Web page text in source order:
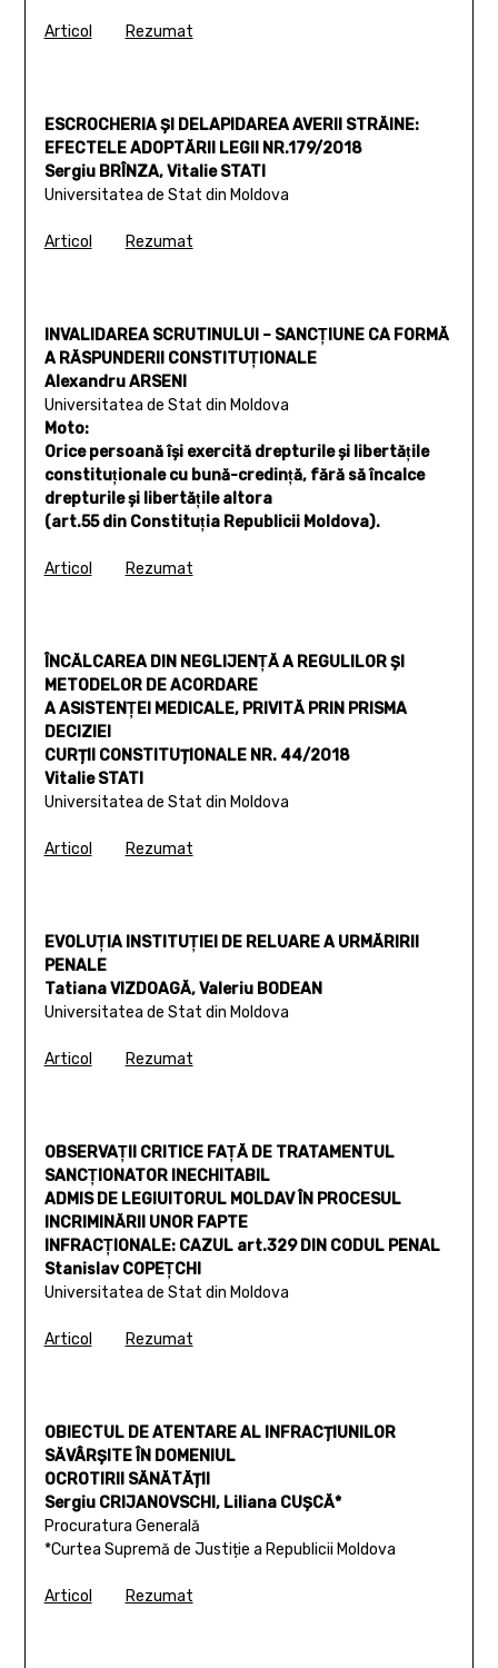
Articol Rezumat
ESCROCHERIA ȘI DELAPIDAREA AVERII STRĂINE:
EFECTELE ADOPTĂRII LEGII NR.179/2018
Sergiu BRÎNZA, Vitalie STATI
Universitatea de Stat din Moldova
Articol Rezumat
INVALIDAREA SCRUTINULUI – SANCŢIUNE CA FORMĂ
A RĂSPUNDERII CONSTITUŢIONALE
Alexandru ARSENI
Universitatea de Stat din Moldova
Moto:
Orice persoană îşi exercită drepturile şi libertăţile
constituţionale cu bună-credinţă, fără să încalce
drepturile şi libertăţile altora
(art.55 din Constituţia Republicii Moldova).
Articol Rezumat
ÎNCĂLCAREA DIN NEGLIJENŢĂ A REGULILOR ŞI
METODELOR DE ACORDARE
A ASISTENŢEI MEDICALE, PRIVITĂ PRIN PRISMA
DECIZIEI
CURȚII CONSTITUȚIONALE NR. 44/2018
Vitalie STATI
Universitatea de Stat din Moldova
Articol Rezumat
EVOLUŢIA INSTITUŢIEI DE RELUARE A URMĂRIRII
PENALE
Tatiana VIZDOAGĂ, Valeriu BODEAN
Universitatea de Stat din Moldova
Articol Rezumat
OBSERVAŢII CRITICE FAŢĂ DE TRATAMENTUL
SANCŢIONATOR INECHITABIL
ADMIS DE LEGIUITORUL MOLDAV ÎN PROCESUL
INCRIMINĂRII UNOR FAPTE
INFRACŢIONALE: CAZUL art.329 DIN CODUL PENAL
Stanislav COPEŢCHI
Universitatea de Stat din Moldova
Articol Rezumat
OBIECTUL DE ATENTARE AL INFRACȚIUNILOR
SĂVÂRȘITE ÎN DOMENIUL
OCROTIRII SĂNĂTĂȚII
Sergiu CRIJANOVSCHI, Liliana CUȘCĂ*
Procuratura Generală
*Curtea Supremă de Justiție a Republicii Moldova
Articol Rezumat